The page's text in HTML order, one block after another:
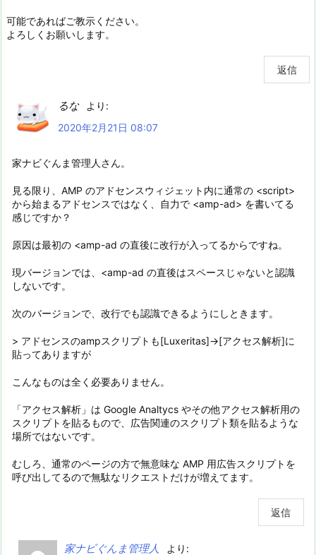
可能であればご教示ください。
よろしくお願いします。
返信
るな
より:
2020年2月21日 08:07
家ナビぐんま管理人さん。
見る限り、AMP のアドセンスウィジェット内に通常の <script>
から始まるアドセンスではなく、自力で <amp-ad> を書いてる
感じですか？
原因は最初の <amp-ad の直後に改行が入ってるからですね。
現バージョンでは、<amp-ad の直後はスペースじゃないと認識
しないです。
次のバージョンで、改行でも認識できるようにしときます。
> アドセンスのampスクリプトも[Luxeritas]→[アクセス解析]に
貼ってありますが
こんなものは全く必要ありません。
「アクセス解析」は Google Analtycs やその他アクセス解析用の
スクリプトを貼るもので、広告関連のスクリプト類を貼るような
場所ではないです。
むしろ、通常のページの方で無意味な AMP 用広告スクリプトを
呼び出してるので無駄なリクエストだけが増えてます。
返信
家ナビぐんま管理人
より: